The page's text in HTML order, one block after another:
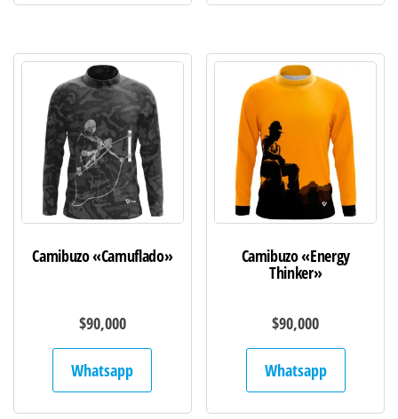
Camibuzo «Camuflado»
$90,000
Whatsapp
Camibuzo «Energy
Thinker»
$90,000
Whatsapp